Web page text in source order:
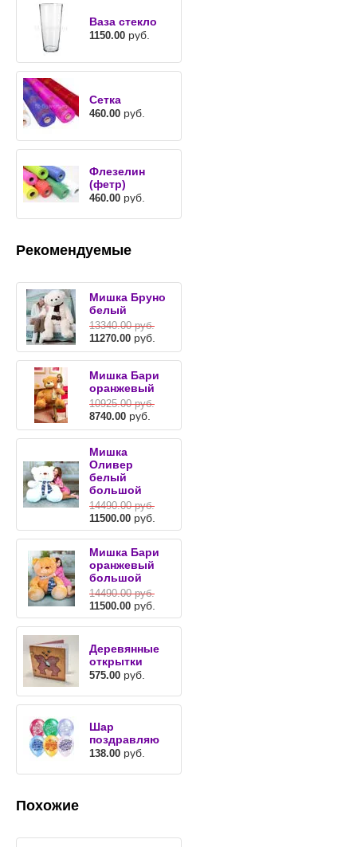
Ваза стекло
1150.00 руб.
Сетка
460.00 руб.
Флезелин
(фетр)
460.00 руб.
Рекомендуемые
Мишка Бруно
белый
13340.00руб.
11270.00 руб.
Мишка Бари
оранжевый
10925.00руб.
8740.00 руб.
Мишка
Оливер
белый
большой
14490.00руб.
11500.00 руб.
Мишка Бари
оранжевый
большой
14490.00руб.
11500.00 руб.
Деревянные
открытки
575.00 руб.
Шар
поздравляю
138.00 руб.
Похожие